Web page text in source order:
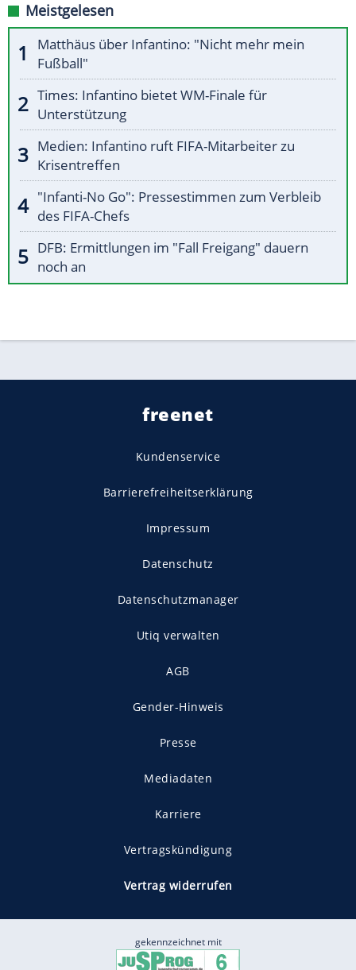
Meistgelesen
Matthäus über Infantino: "Nicht mehr mein
Fußball"
Times: Infantino bietet WM-Finale für
Unterstützung
Medien: Infantino ruft FIFA-Mitarbeiter zu
Krisentreffen
"Infanti-No Go": Pressestimmen zum Verbleib
des FIFA-Chefs
DFB: Ermittlungen im "Fall Freigang" dauern
noch an
freenet
Kundenservice
Barrierefreiheitserklärung
Impressum
Datenschutz
Datenschutzmanager
Utiq verwalten
AGB
Gender-Hinweis
Presse
Mediadaten
Karriere
Vertragskündigung
Vertrag widerrufen
gekennzeichnet mit